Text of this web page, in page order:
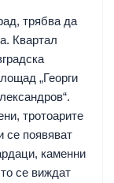
трябва да
Квартал
„Георги
тротоарите
се появяват
каменни
се виждат